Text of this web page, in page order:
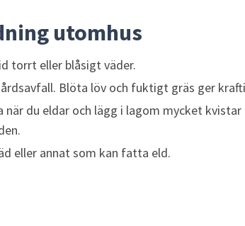
utomhus
torrt eller blåsigt väder.
Blöta löv och fuktigt gräs ger
när du eldar och lägg i lagom mycket kvistar
eller annat som kan fatta eld.